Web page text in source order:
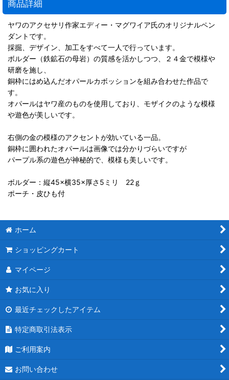
商品詳細
ヤワのアクセサリ作家エディー・マグワイア氏のオリジナルペン
ダントです。
採掘、デザイン、加工をすべて一人で行っています。
ボルダー（鉄鉱石の母岩）の質感を活かしつつ、２４金で模様や
研磨を施し、
銅枠にはめ込んだオパールカボッションを組み合わせた作品で
す。
オパールはヤワ産のものを使用しており、モザイクのような模様
や遊色が美しいです。
右側の金の模様のアクセントが効いている一品。
銅枠に囲われたオパールは画像では分かりづらいですが
パープル系の遊色が神秘的で、模様も美しいです。
ボルダー：縦45×横35×厚さ5ミリ 22ｇ
ポーチ・皮ひも付
ホーム
ショッピングカート
マイページ
お気に入り
最近チェックしたアイテム
特定商取引法表示
ご利用案内
お問い合わせ